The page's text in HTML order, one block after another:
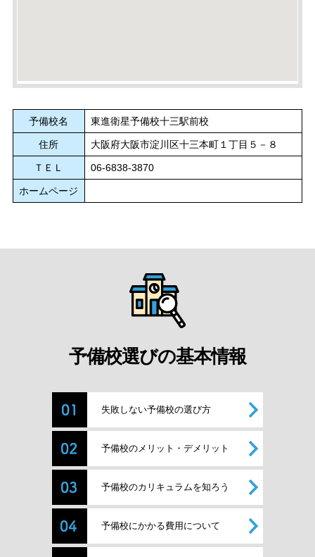
予備校名 東進衛星予備校十三駅前校
住所 大阪府大阪市淀川区十三本町１丁目５－８
ＴＥＬ 06-6838-3870
ホームページ
予備校選びの基本情報
失敗しない予備校の選び方
予備校のメリット・デメリット
予備校のカリキュラムを知ろう
予備校にかかる費用について